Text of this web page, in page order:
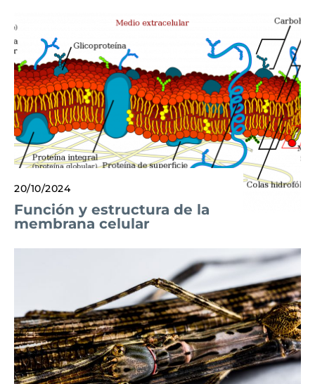
20/10/2024
Función y estructura de la
membrana celular